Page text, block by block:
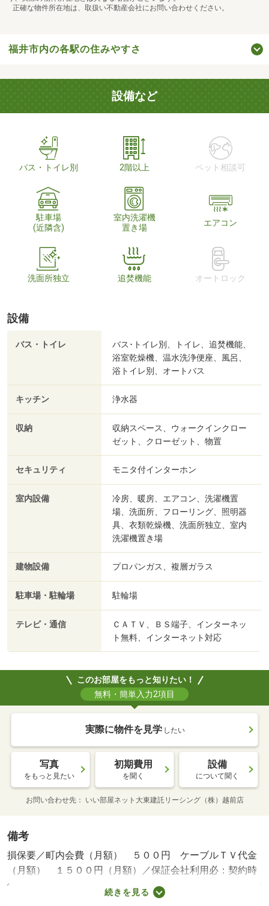
正確な物件所在地は、取扱い不動産会社にお問い合わせください。
福井市内の各駅の住みやすさ
設備など
バス・トイレ別 2階以上 ペット相談可
駐車場
(近隣含)
室内洗濯機
置き場
エアコン
洗面所独立 追焚機能 オートロック
設備
バス・トイレ
バス･トイレ別、トイレ、追焚機能、
浴室乾燥機、温水洗浄便座、風呂、
浴トイレ別、オートバス
キッチン 浄水器
収納
収納スペース、ウォークインクロー
ゼット、クローゼット、物置
セキュリティ モニタ付インターホン
室内設備
冷房、暖房、エアコン、洗濯機置
場、洗面所、フローリング、照明器
具、衣類乾燥機、洗面所独立、室内
洗濯機置き場
建物設備 プロパンガス、複層ガラス
駐車場・駐輪場 駐輪場
テレビ・通信
ＣＡＴＶ、ＢＳ端子、インターネッ
ト無料、インターネット対応
このお部屋をもっと知りたい！
無料・簡単入力2項目
実際に物件を見学 したい
写真
をもっと見たい
初期費用
を聞く
設備
について聞く
お問い合わせ先 いい部屋ネット大東建託リーシング（株）越前店
備考
損保要／町内会費（月額） ５００円 ケーブルＴＶ代金
（月額） １５００円（月額）／保証会社利用必：契約時
保証委託料：２２，０００円／月額保証委託料：賃料総額
の２．２％又は５．５％／退去時クリーニング費用￥６０
続きを見る